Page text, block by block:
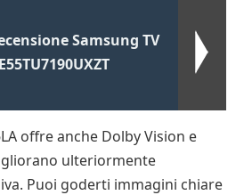
Samsung TV
offre anche Dolby Vision e
ulteriormente
Puoi goderti immagini chiare